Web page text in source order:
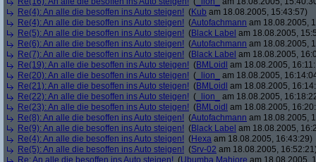
Re(4): An alle die besoffen ins Auto steigen! (Kub am 18.08.2005, 15:43:57)
Re(4): An alle die besoffen ins Auto steigen! (Autofachmann am 18.08.2005,
Re(5): An alle die besoffen ins Auto steigen! (Black Label am 18.08.2005,
Re(6): An alle die besoffen ins Auto steigen! (Autofachmann am 18.08.2005,
Re(7): An alle die besoffen ins Auto steigen! (Black Label am 18.08.2005,
Re(19): An alle die besoffen ins Auto steigen! (BMLoidl am 18.08.2005,
Re(20): An alle die besoffen ins Auto steigen! ( _lion_
am 18.08.2005,
Re(21): An alle die besoffen ins Auto steigen! (BMLoidl am 18.08.2005,
Re(22): An alle die besoffen ins Auto steigen! ( _lion_
am 18.08.2005,
Re(23): An alle die besoffen ins Auto steigen! (BMLoidl am 18.08.2005,
Re(8): An alle die besoffen ins Auto steigen! (Autofachmann am 18.08.2005,
Re(9): An alle die besoffen ins Auto steigen! (Black Label am 18.08.2005,
Re(4): An alle die besoffen ins Auto steigen! (Hexa am 18.08.2005, 16:43:29)
Re(5): An alle die besoffen ins Auto steigen! (Srv-02 am 18.08.2005,
Re: An alle die besoffen ins Auto steigen! (Ubumba Mahjore am 18.08.2005,